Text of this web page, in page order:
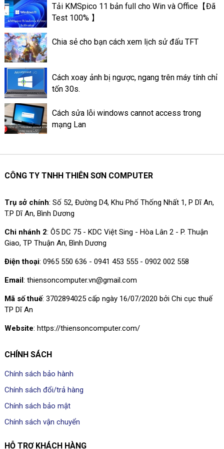
ấn tượng trên Facebook lại có
thể lưu trữ lâu dài, đến lúc bạn
xóa đi. Cách làm Thao tác tạo
tin nổi bật trên ứng dụng
Facebook là làm như thế nào?
Tải KMSpico 11 bản full cho Win và Office【Đã
Test 100% 】
Chia sẻ cho bạn cách xem lịch sử đấu TFT
Cách xoay ảnh bị ngược, ngang trên máy tính chỉ
tốn 30s.
Cách sửa lỗi windows cannot access trong
mạng Lan
CÔNG TY TNHH THIÊN SƠN COMPUTER
Trụ sở chính: Số 52, Đường D4, Khu Phố Thống Nhất 1, P Dĩ An,
T.P Dĩ An, Bình Dương
Chi nhánh 2: Ô5 DC 75 - KDC Việt Sing - Hòa Lân 2 - P. Thuận
Giao, TP Thuận An, Bình Dương
Điện thoại: 0965 550 636 - 0941 453 555 - 0902 002 558
Email : thiensoncomputer.vn@gmail.com
Mã số thuế: 3702894025 cấp ngày 16/07/2020 bởi Chi cục thuế
TP Dĩ An
Website: https://thiensoncomputer.com/
CHÍNH SÁCH
Chính sách bảo hành
Chính sách đổi/trả hàng
Chính sách bảo mật
Chính sách vận chuyển
HỖ TRỢ KHÁCH HÀNG